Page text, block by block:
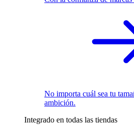
No importa cuál sea tu
ambición.
Integrado en todas las tiendas